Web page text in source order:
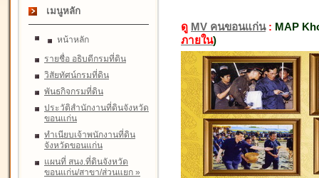
เมนูหลัก
หน้าหลัก
รายชื่อ อธิบดีกรมที่ดิน
วิสัยทัศน์กรมที่ดิน
พันธกิจกรมที่ดิน
ประวัติสำนักงานที่ดินจังหวัด
ขอนแก่น
ทำเนียบเจ้าพนักงานที่ดิน
จังหวัดขอนแก่น
แผนที่ สนง.ที่ดินจังหวัด
ขอนแก่น/สาขา/ส่วนแยก »
ดู MV คนขอนแก่น: MAP
ภายใน)